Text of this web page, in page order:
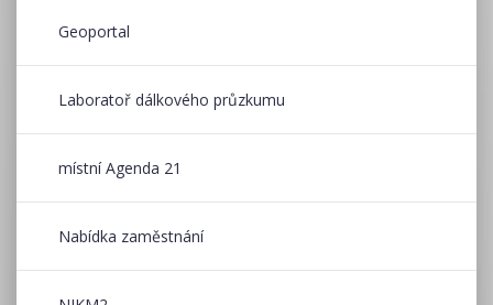
Geoportal
Laboratoř dálkového průzkumu
místní Agenda 21
Nabídka zaměstnání